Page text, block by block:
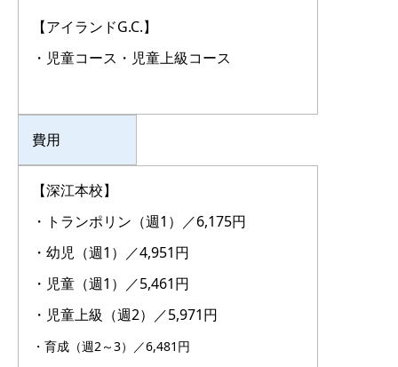
【アイランドG.C.】
・児童コース・児童上級コース
費用
【深江本校】
・トランポリン（週1）／6,175円
・幼児（週1）／4,951円
・児童（週1）／5,461円
・児童上級（週2）／5,971円
・育成（週2～3）／6,481円